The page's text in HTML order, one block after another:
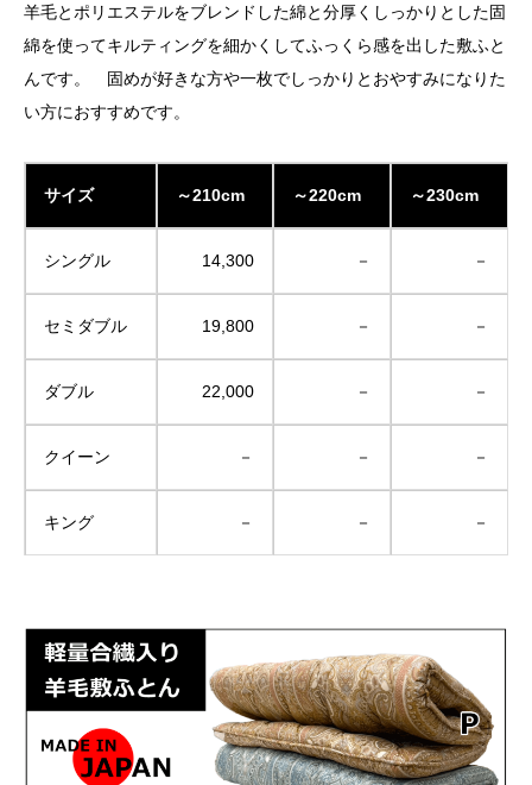
羊毛とポリエステルをブレンドした綿と分厚くしっかりとした固
綿を使ってキルティングを細かくしてふっくら感を出した敷ふと
んです。 固めが好きな方や一枚でしっかりとおやすみになりた
い方におすすめです。
サイズ ～210cm ～220cm ～230cm
シングル 14,300 － －
セミダブル 19,800 － －
ダブル 22,000 － －
クイーン － － －
キング － － －